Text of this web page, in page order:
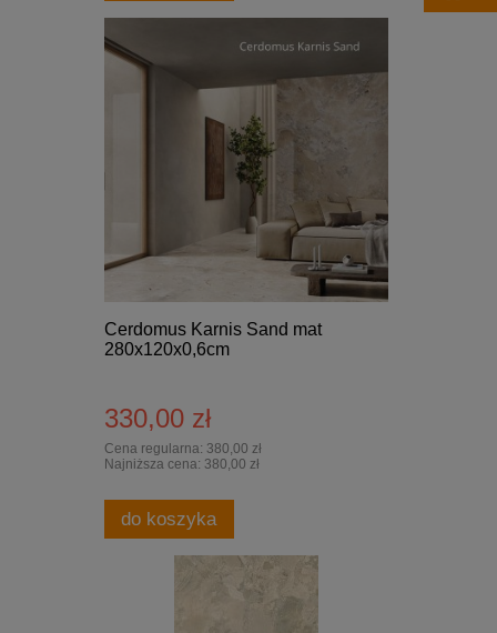
Cerdomus Karnis Sand mat
280x120x0,6cm
330,00 zł
Cena regularna: 380,00 zł
Najniższa cena: 380,00 zł
do koszyka